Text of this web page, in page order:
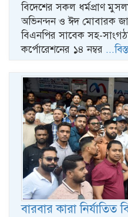
বিদেশের সকল ধর্মপ্রাণ
অভিনন্দন ও ঈদ মোবারক
বিএনপির সাবেক সহ-
কর্পোরেশনের ১৪ নম্বর
বারবার কারা